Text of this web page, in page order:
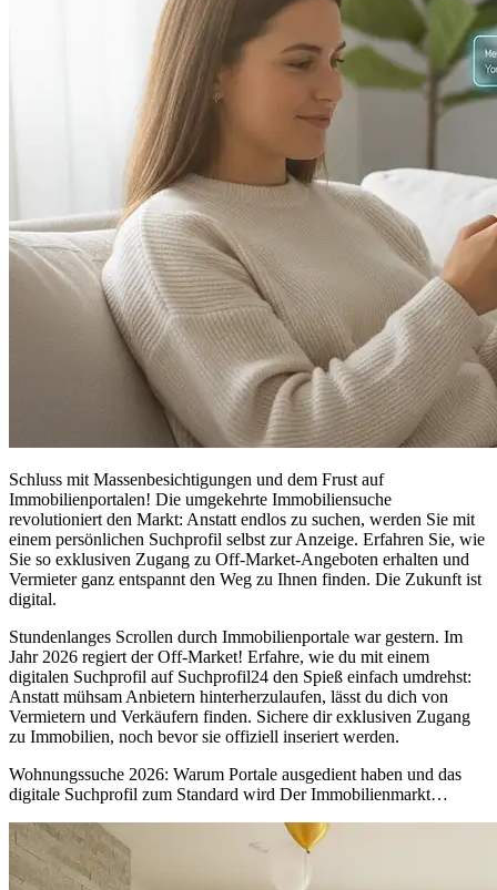
Schluss mit Massenbesichtigungen und dem Frust auf
Immobilienportalen! Die umgekehrte Immobiliensuche
revolutioniert den Markt: Anstatt endlos zu suchen, werden Sie mit
einem persönlichen Suchprofil selbst zur Anzeige. Erfahren Sie, wie
Sie so exklusiven Zugang zu Off-Market-Angeboten erhalten und
Vermieter ganz entspannt den Weg zu Ihnen finden. Die Zukunft ist
digital.
Stundenlanges Scrollen durch Immobilienportale war gestern. Im
Jahr 2026 regiert der Off-Market! Erfahre, wie du mit einem
digitalen Suchprofil auf Suchprofil24 den Spieß einfach umdrehst:
Anstatt mühsam Anbietern hinterherzulaufen, lässt du dich von
Vermietern und Verkäufern finden. Sichere dir exklusiven Zugang
zu Immobilien, noch bevor sie offiziell inseriert werden.
Wohnungssuche 2026: Warum Portale ausgedient haben und das
digitale Suchprofil zum Standard wird Der Immobilienmarkt…